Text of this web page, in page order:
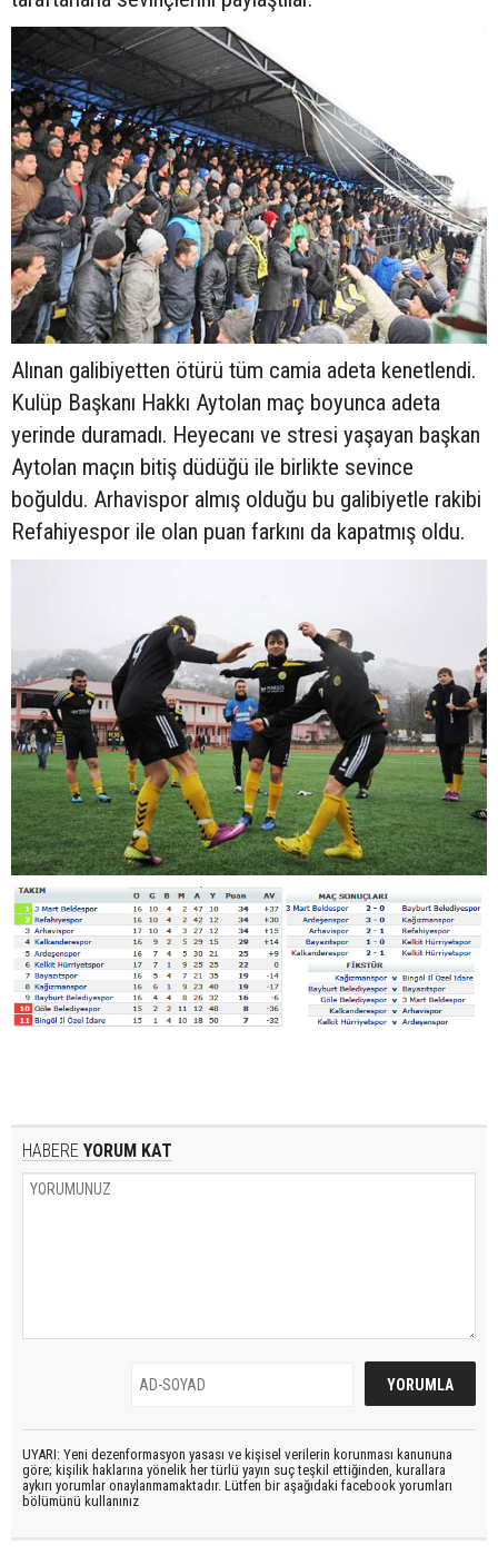
Alınan galibiyetten ötürü tüm camia adeta kenetlendi.
Kulüp Başkanı Hakkı Aytolan maç boyunca adeta
yerinde duramadı. Heyecanı ve stresi yaşayan başkan
Aytolan maçın bitiş düdüğü ile birlikte sevince
boğuldu. Arhavispor almış olduğu bu galibiyetle rakibi
Refahiyespor ile olan puan farkını da kapatmış oldu.
HABERE YORUM KAT
UYARI: Yeni dezenformasyon yasası ve kişisel verilerin korunması kanununa
göre; kişilik haklarına yönelik her türlü yayın suç teşkil ettiğinden, kurallara
aykırı yorumlar onaylanmamaktadır. Lütfen bir aşağıdaki facebook yorumları
bölümünü kullanınız